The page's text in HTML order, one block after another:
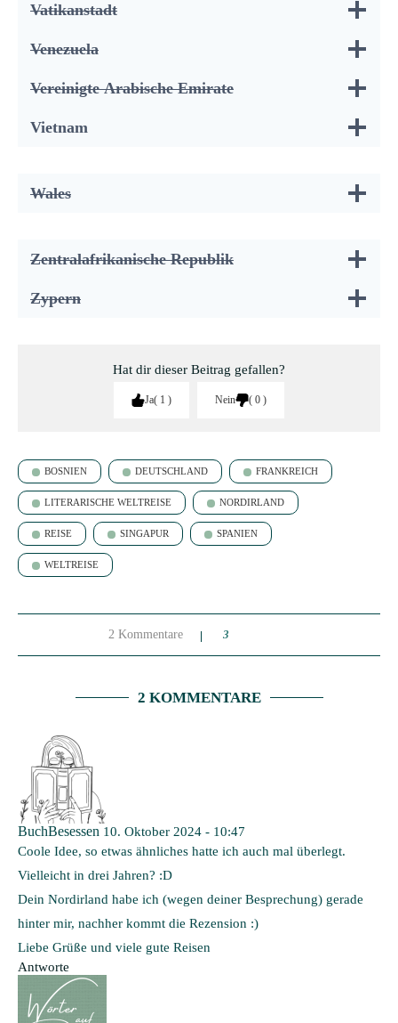
Vatikanstadt
Venezuela
Vereinigte Arabische Emirate
Vietnam
Wales
Zentralafrikanische Republik
Zypern
Hat dir dieser Beitrag gefallen?
Ja 1 Nein 0
BOSNIEN DEUTSCHLAND FRANKREICH
LITERARISCHE WELTREISE NORDIRLAND
REISE SINGAPUR SPANIEN
WELTREISE
2 Kommentare 3
2 KOMMENTARE
BuchBesessen 10. Oktober 2024 - 10:47
Coole Idee, so etwas ähnliches hatte ich auch mal überlegt.
Vielleicht in drei Jahren? :D
Dein Nordirland habe ich (wegen deiner Besprechung) gerade
hinter mir, nachher kommt die Rezension :)
Liebe Grüße und viele gute Reisen
Antworte